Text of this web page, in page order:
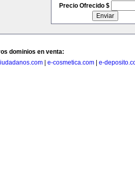
Precio Ofrecido $
dominios en venta:
e-cosmetica.com e-